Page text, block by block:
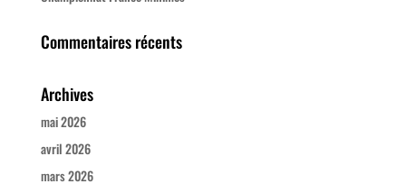
Commentaires récents
Archives
mai 2026
avril 2026
mars 2026